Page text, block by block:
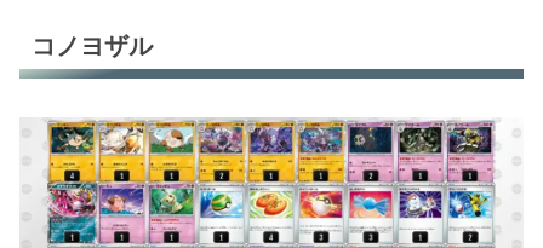
ヤドキング
ブルンゲルex
未来バレット
コノヨザル